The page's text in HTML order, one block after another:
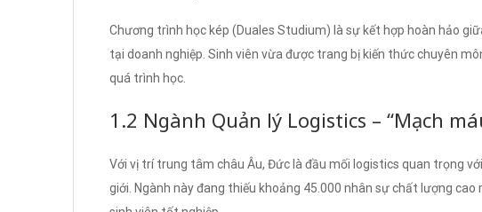
Chương trình học kép (Duales Studium) là sự kết hợp hoàn hảo
tại doanh nghiệp. Sinh viên vừa được trang bị kiến thức chuyên
quá trình học.
1.2 Ngành Quản lý Logistics – “Mạch
Với vị trí trung tâm châu Âu, Đức là đầu mối logistics quan trọng
giới. Ngành này đang thiếu khoảng 45.000 nhân sự chất lượng